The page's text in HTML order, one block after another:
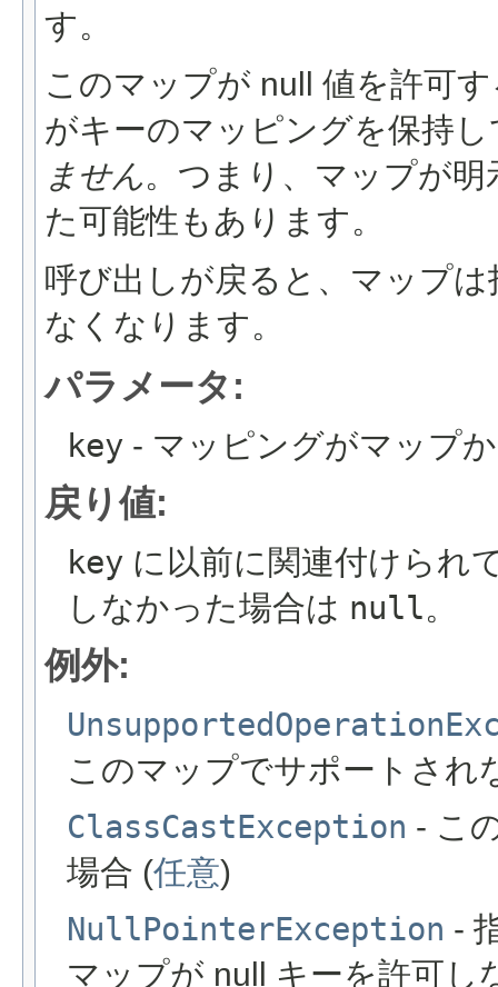
す。
このマップが null 値を許可
がキーのマッピングを保持
ません。つまり、マップが
た可能性もあります。
呼び出しが戻ると、マップ
なくなります。
パラメータ:
key - マッピングがマップ
戻り値:
key に以前に関連付けられ
しなかった場合は null。
例外:
このマップでサポートされ
ClassCastException - こ
場合 (任意)
NullPointerException -
マップが null キーを許可し